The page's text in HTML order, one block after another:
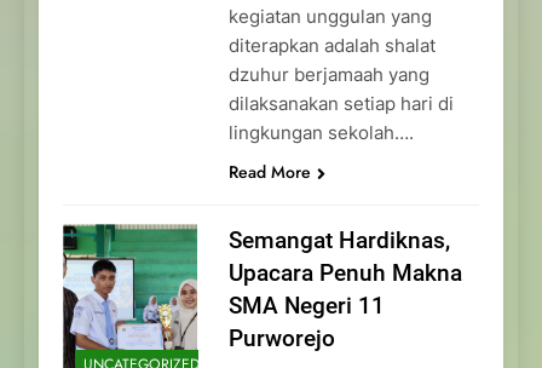
kegiatan unggulan yang
diterapkan adalah shalat
dzuhur berjamaah yang
dilaksanakan setiap hari di
lingkungan sekolah….
Read More
Semangat Hardiknas,
Upacara Penuh Makna
SMA Negeri 11
Purworejo